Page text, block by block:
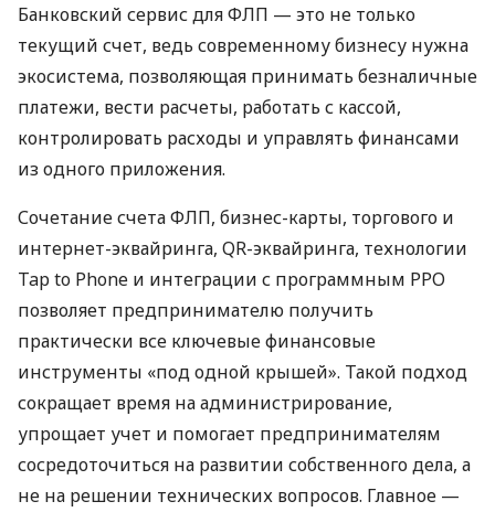
Банковский сервис для ФЛП — это не только
текущий счет, ведь современному бизнесу нужна
экосистема, позволяющая принимать безналичные
платежи, вести расчеты, работать с кассой,
контролировать расходы и управлять финансами
из одного приложения.
Сочетание счета ФЛП, бизнес-карты, торгового и
интернет-эквайринга, QR-эквайринга, технологии
Tap to Phone и интеграции с программным РРО
позволяет предпринимателю получить
практически все ключевые финансовые
инструменты «под одной крышей». Такой подход
сокращает время на администрирование,
упрощает учет и помогает предпринимателям
сосредоточиться на развитии собственного дела, а
не на решении технических вопросов. Главное —